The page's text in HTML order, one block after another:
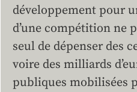
développement pour
d’une compétition ne
seul de dépenser des
voire des milliards
publiques mobilisées